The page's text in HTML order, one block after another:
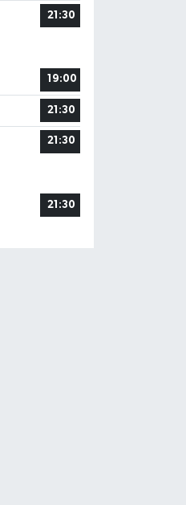
21:30
19:00
21:30
21:30
21:30